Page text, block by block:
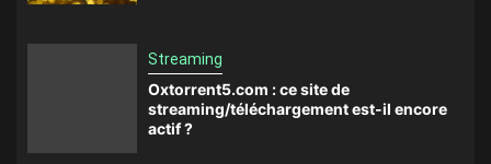
Streaming
Oxtorrent5.com : ce site de
streaming/téléchargement est-il encore
actif ?